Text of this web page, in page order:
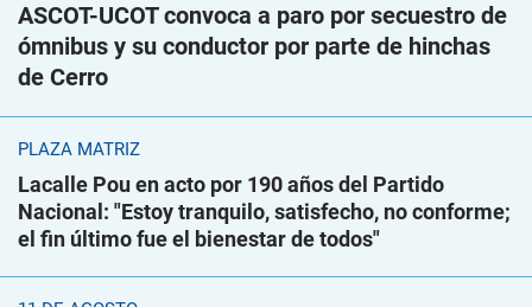
ASCOT-UCOT convoca a paro por secuestro de
ómnibus y su conductor por parte de hinchas
de Cerro
PLAZA MATRIZ
Lacalle Pou en acto por 190 años del Partido
Nacional: "Estoy tranquilo, satisfecho, no conforme;
el fin último fue el bienestar de todos"